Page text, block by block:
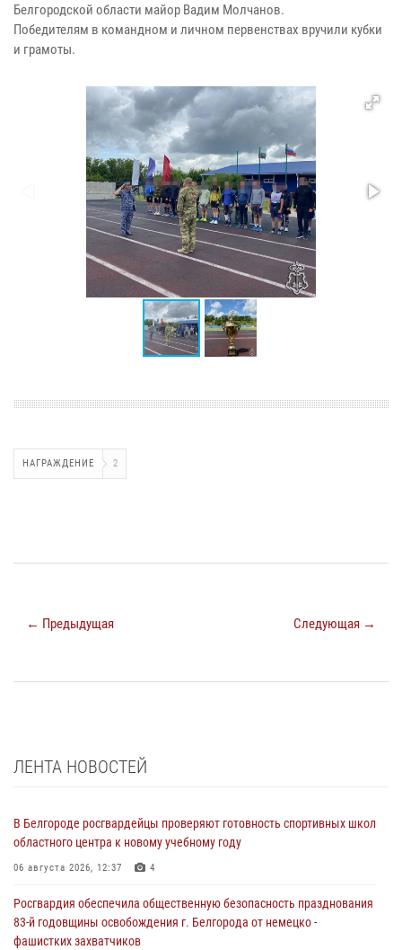
Белгородской области майор Вадим Молчанов.
Победителям в командном и личном первенствах вручили кубки
и грамоты.
НАГРАЖДЕНИЕ 2
← Предыдущая Следующая →
ЛЕНТА НОВОСТЕЙ
В Белгороде росгвардейцы проверяют готовность спортивных школ
областного центра к новому учебному году
06 августа 2026, 12:37 4
Росгвардия обеспечила общественную безопасность празднования
83-й годовщины освобождения г. Белгорода от немецко -
фашистких захватчиков